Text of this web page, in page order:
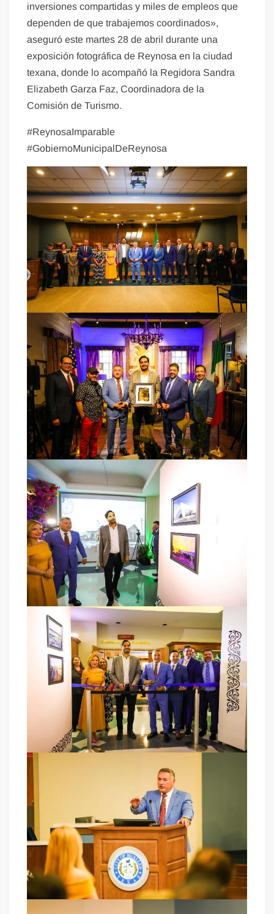
inversiones compartidas y miles de empleos que
dependen de que trabajemos coordinados»,
aseguró este martes 28 de abril durante una
exposición fotográfica de Reynosa en la ciudad
texana, donde lo acompañó la Regidora Sandra
Elizabeth Garza Faz, Coordinadora de la
Comisión de Turismo.
#ReynosaImparable
#GobiernoMunicipalDeReynosa